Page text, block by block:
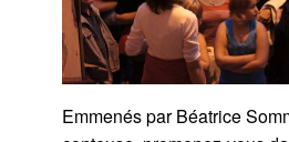
Emmenés par Béatrice